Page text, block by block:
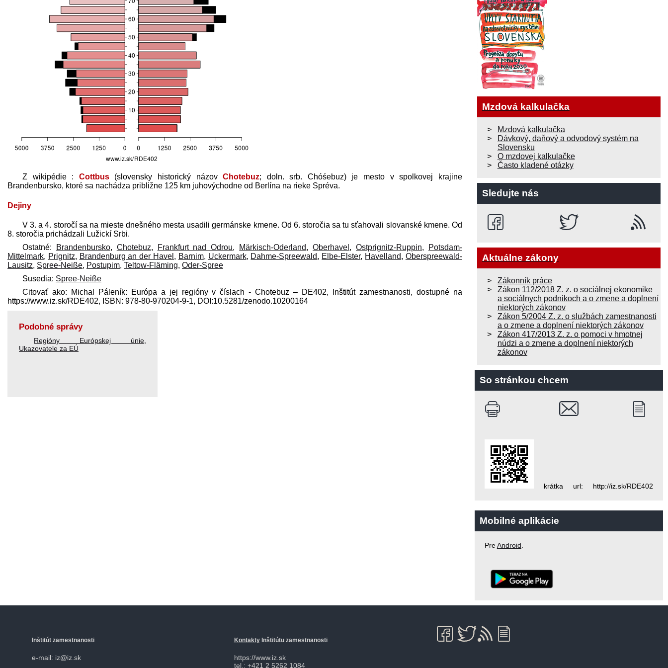
Z wikipédie : Cottbus(slovensky historický názovChotebuz; doln. srb. Chóśebuz) je mesto v spolkovej krajine
Brandenbursko, ktoré sa nachádza približne 125 km juhovýchodne od Berlína na rieke Spréva.
Dejiny
V 3. a 4. storočí sa na mieste dnešného mesta usadili germánske kmene. Od 6. storočia sa tu sťahovali slovanské kmene. Od
8. storočia prichádzali Lužickí Srbi.
Ostatné:
Brandenbursko, Chotebuz, Frankfurt nad Odrou, Märkisch-Oderland,Oberhavel , Ostprignitz-Ruppin,
Potsdam-
Mittelmark, Prignitz, Brandenburg an der Havel , Barnim, Uckermark, Dahme-Spreewald, Elbe-Elster, Havelland, Oberspreewald-
Lausitz, Spree-Neiße, Postupim, Teltow-Fläming, Oder-Spree
Susedia: Spree-Neiße
Citovať ako: Michal Páleník: Európa a jej regióny v číslach - Chotebuz – DE402, Inštitút zamestnanosti, dostupné na
https://www.iz.sk/​RDE402, ISBN: 978-80-970204-9-1, DOI:10.5281/zenodo.10200164
Podobné správy
Regióny Európskej únie,
Ukazovatele za EÚ
Mzdová kalkulačka
Mzdová kalkulačka
Dávkový, daňový a odvodový systém na
Slovensku
O mzdovej kalkulačke
Často kladené otázky
Sledujte nás
Aktuálne zákony
Zákonník práce
Zákon 112/2018 Z. z. o sociálnej ekonomike
a sociálnych podnikoch a o zmene a doplnení
niektorých zákonov
Zákon 5/2004 Z. z. o službách zamestnanosti
a o zmene a doplnení niektorých zákonov
Zákon 417/2013 Z. z. o pomoci v hmotnej
núdzi a o zmene a doplnení niektorých
zákonov
So stránkou chcem
krátka url: http://iz.sk/RDE402
Mobilné aplikácie
PreAndroid
Inštitút zamestnanosti
e-mail: iz@iz.sk
KontaktyInštitútu zamestnanosti
https://www.iz.sk
tel.: +421 2 5262 1084